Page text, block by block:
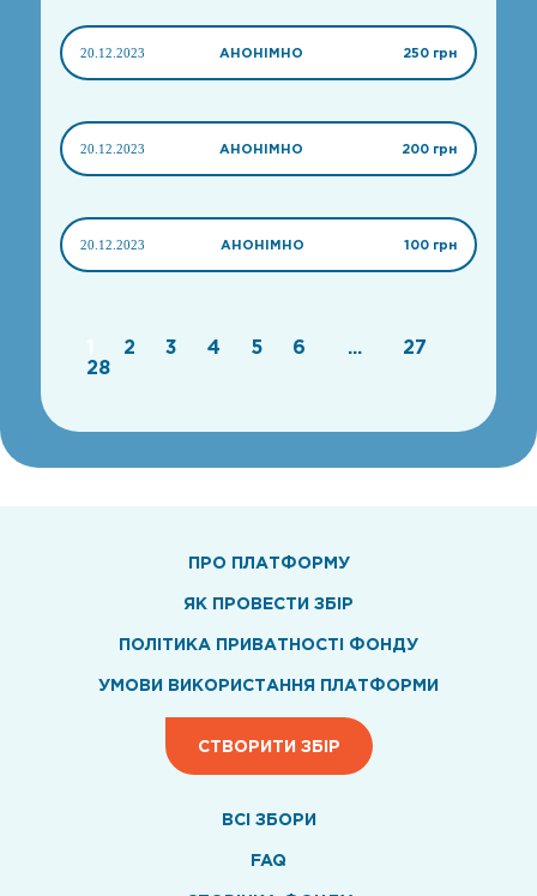
20.12.2023 АНОНІМНО 250 грн
20.12.2023 АНОНІМНО 200 грн
20.12.2023 АНОНІМНО 100 грн
2 3 4 5 6 ...
27
28
ПРО ПЛАТФОРМУ
ЯК ПРОВЕСТИ ЗБІР
ПОЛІТИКА ПРИВАТНОСТІ ФОНДУ
УМОВИ ВИКОРИСТАННЯ ПЛАТФОРМИ
СТВОРИТИ ЗБІР
ВСI ЗБОРИ
FAQ